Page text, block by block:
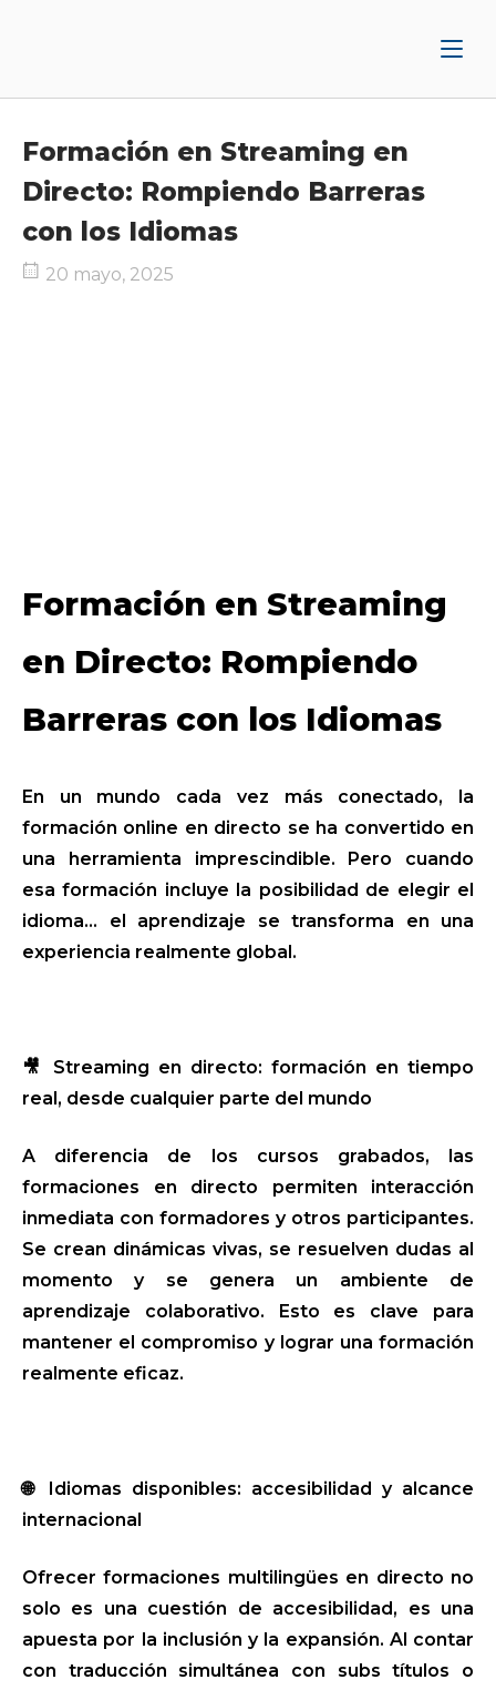
Formación en Streaming en
Directo: Rompiendo Barreras
con los Idiomas
20 mayo, 2025
Formación en Streaming
en Directo: Rompiendo
Barreras con los Idiomas
En un mundo cada vez más conectado, la
formación online en directo se ha convertido en
una herramienta imprescindible. Pero cuando
esa formación incluye la posibilidad de elegir el
idioma... el aprendizaje se transforma en una
experiencia realmente global.
🎥 Streaming en directo: formación en tiempo
real, desde cualquier parte del mundo
A diferencia de los cursos grabados, las
formaciones en directo permiten interacción
inmediata con formadores y otros participantes.
Se crean dinámicas vivas, se resuelven dudas al
momento y se genera un ambiente de
aprendizaje colaborativo. Esto es clave para
mantener el compromiso y lograr una formación
realmente eficaz.
🌐 Idiomas disponibles: accesibilidad y alcance
internacional
Ofrecer formaciones multilingües en directo no
solo es una cuestión de accesibilidad, es una
apuesta por la inclusión y la expansión. Al contar
con traducción simultánea con subs títulos o